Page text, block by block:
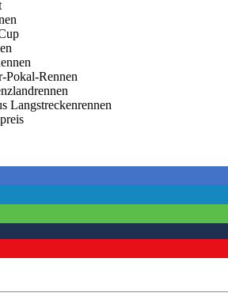
Rennen
Langstreckenrennen